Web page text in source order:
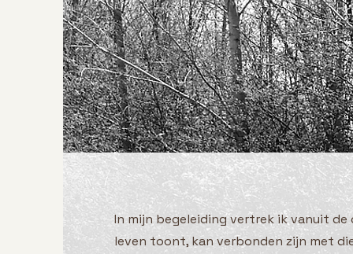
In mijn begeleiding vertrek ik vanuit
leven toont, kan verbonden zijn met